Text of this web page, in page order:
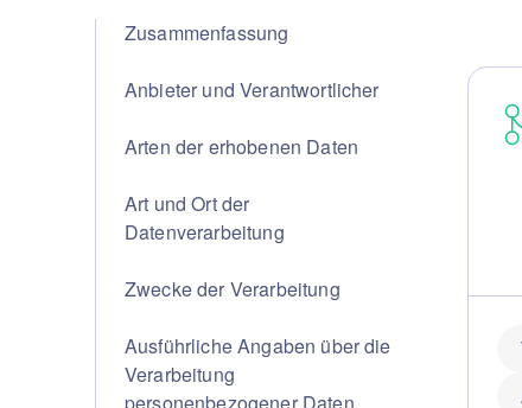
Zusammenfassung
Anbieter und Verantwortlicher
Arten der erhobenen Daten
Art und Ort der
Datenverarbeitung
Zwecke der Verarbeitung
Ausführliche Angaben über die
Verarbeitung
personenbezogener Daten